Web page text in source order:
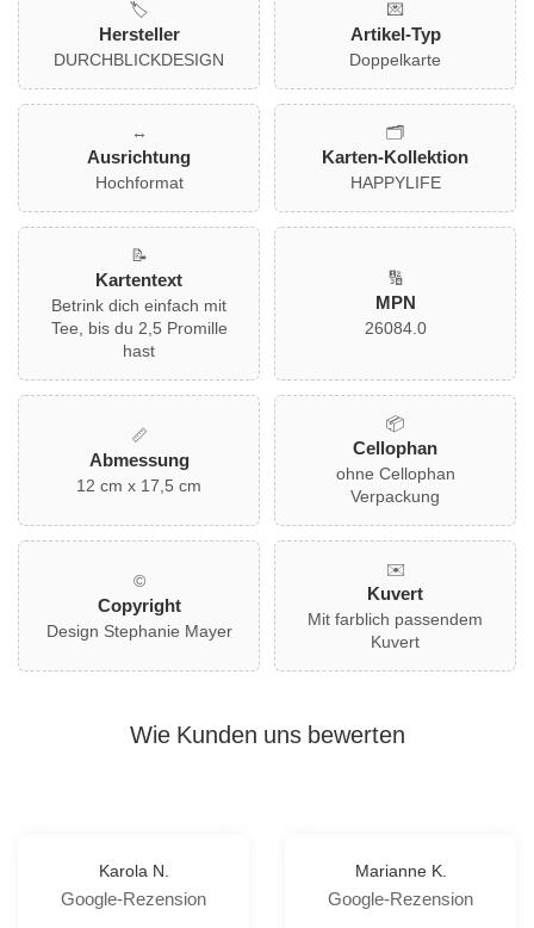
leuchtend gelben Hintergrund. Perfekt für Freunde oder
Kollegen, die eine kleine Aufmunterung brauchen. Ideal, um
gute Wünsche mit einem Augenzwinkern zu übermitteln! Ein
farblich passender Umschlag ist im Lieferumfang enthalten.
🏷️
Hersteller
DURCHBLICKDESIGN
💌
Artikel-Typ
Doppelkarte
↔️
Ausrichtung
Hochformat
🗂️
Karten-Kollektion
HAPPYLIFE
📝
Kartentext
Betrink dich einfach mit
Tee, bis du 2,5 Promille
hast
🔢
MPN
26084.0
📏
Abmessung
12 cm x 17,5 cm
📦
Cellophan
ohne Cellophan
Verpackung
©
Copyright
Design Stephanie Mayer
✉️
Kuvert
Mit farblich passendem
Kuvert
Wie Kunden uns bewerten
Karola N.
Google-Rezension
Marianne K.
Google-Rezension